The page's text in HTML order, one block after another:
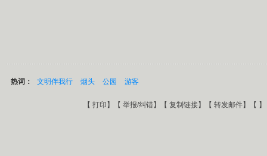
热词： 文明伴我行 烟头 公园 游客
【 打印 】【 举报/纠错】【 复制链接】【 转发邮件】【 】